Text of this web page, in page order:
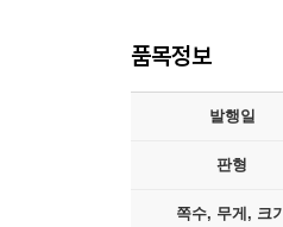
품목정보
발행일
판형
쪽수, 무게, 크기